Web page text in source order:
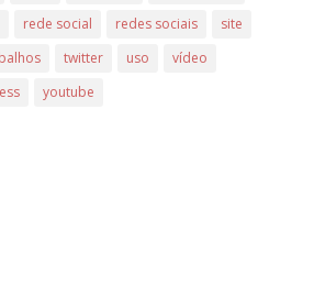
rede social redes sociais
site
twitter uso
vídeo
youtube